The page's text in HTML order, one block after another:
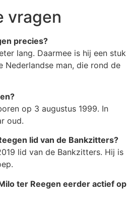
vragen
precies?
lang. Daarmee is hij een stuk
Nederlandse man, die rond de
op 3 augustus 1999. In
oud.
lid van de Bankzitters?
lid van de Bankzitters. Hij is
ter Reegen eerder actief op